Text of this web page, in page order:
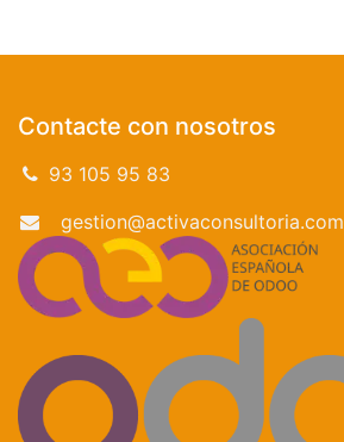
Contacte con nosotros
93 105 95 83
gestion@activaconsultoria.com